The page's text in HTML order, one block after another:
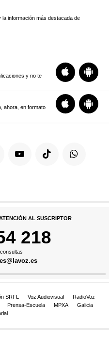
la información más destacada de
y no te
ahora, en formato
AL SUSCRIPTOR
218
SRFL Voz Audiovisual
RadioVoz
Prensa-Escuela MPXA
Galicia